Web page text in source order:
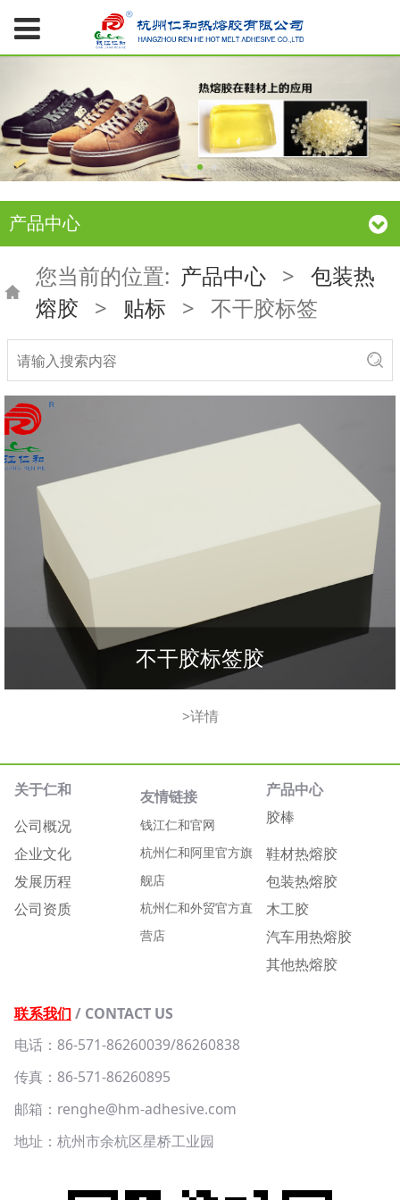
产品中心
您当前的位置: 产品中心 > 包装热
熔胶
> 贴标 > 不干胶标签
不干胶标签胶
>详情
关于仁和
公司概况
企业文化
发展历程
公司资质
友情链接
钱江仁和官网
杭州仁和阿里官方旗
舰店
杭州仁和外贸官方直
营店
产品中心
胶棒
鞋材热熔胶
包装热熔胶
木工胶
汽车用热熔胶
其他热熔胶
联系我们 / CONTACT US
电话：86-571-86260039/86260838
传真：86-571-86260895
邮箱：renghe@hm-adhesive.com
地址：杭州市余杭区星桥工业园